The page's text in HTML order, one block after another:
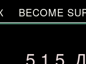
BECOME
5.1.5.